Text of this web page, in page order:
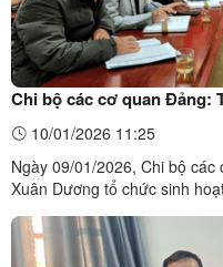
Chi bộ các cơ quan Đảng:
01, triển khai nhiệm vụ
10/01/2026 11:25
Ngày 09/01/2026, Chi bộ
Xuân Dương tổ chức sinh
Văn Bông, Bí thư Đảng ủy,
Hữu Đức, Bí thư Chi bộ chủ